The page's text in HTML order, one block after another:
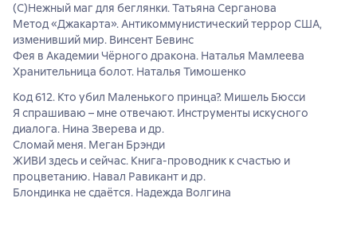
(С)Нежный маг для беглянки. Татьяна Серганова
Метод «Джакарта». Антикоммунистический террор США,
изменивший мир. Винсент Бевинс
Фея в Академии Чёрного дракона. Наталья Мамлеева
Хранительница болот. Наталья Тимошенко
Код 612. Кто убил Маленького принца?. Мишель Бюсси
Я спрашиваю – мне отвечают. Инструменты искусного
диалога. Нина Зверева и др.
Сломай меня. Меган Брэнди
ЖИВИ здесь и сейчас. Книга-проводник к счастью и
процветанию. Навал Равикант и др.
Блондинка не сдаётся. Надежда Волгина